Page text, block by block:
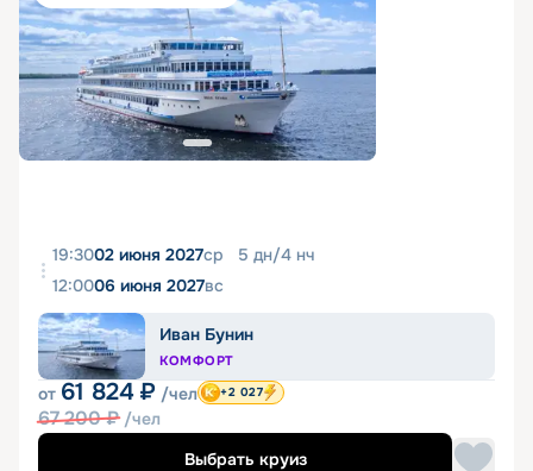
19:3002 июня 2027ср 5 дн/4 нч
12:0006 июня 2027вс
Иван Бунин
КОМФОРТ
от 61 824 ₽ /чел
67 200₽ /чел
+2 027
Выбрать круиз